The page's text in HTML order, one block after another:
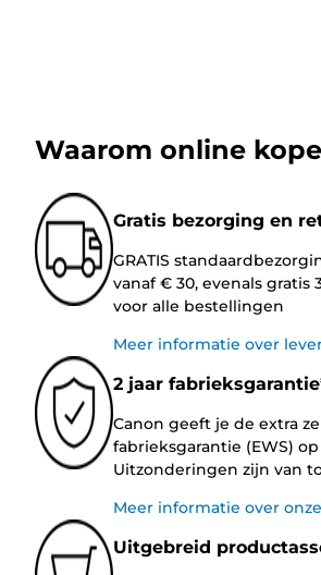
Waarom online
Gratis bezorging en
GRATIS
vanaf € 30, evenals
voor alle bestellingen
Meer informatie over
2 jaar
Canon geeft je de extra
fabrieksgarantie (EWS)
Uitzonderingen zijn van
Meer informatie over
Uitgebreid